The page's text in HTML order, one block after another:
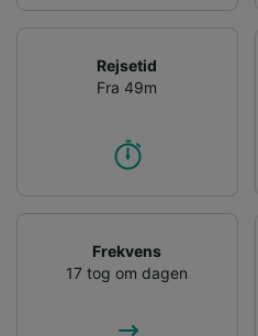
Rejsetid
Fra 49m
Frekvens
17 tog om dagen